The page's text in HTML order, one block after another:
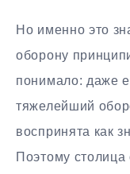
Но именно это
оборону
понимало: даже
тяжелейший
воспринята как
Поэтому столица